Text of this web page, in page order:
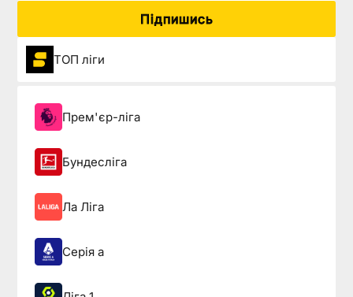
Підпишись
ТОП ліги
Прем'єр-ліга
Бундесліга
Ла Ліга
Серія а